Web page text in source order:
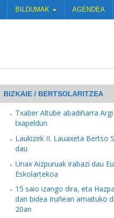
BILDUMAK AGENDEA
BIZKAIE / BERTSOLARITZEA
Txaber Altube abadiñarra
txapeldun
Laukizek II. Lauaxeta Bertso
dau
Unax Aizpuruak irabazi dau
Eskolartekoa
15 saio izango dira, eta
dan bidea Iruñean amaituko
20an